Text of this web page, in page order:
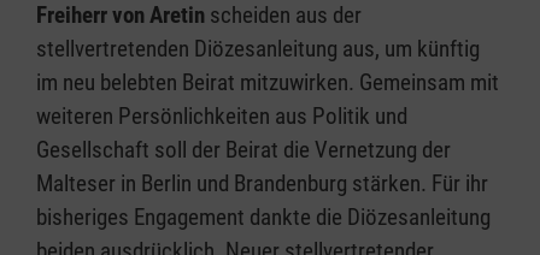
Freiherr von Aretin scheiden aus der
stellvertretenden Diözesanleitung aus, um künftig
im neu belebten Beirat mitzuwirken. Gemeinsam mit
weiteren Persönlichkeiten aus Politik und
Gesellschaft soll der Beirat die Vernetzung der
Malteser in Berlin und Brandenburg stärken. Für ihr
bisheriges Engagement dankte die Diözesanleitung